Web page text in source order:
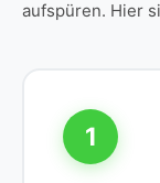
aufspüren. Hier
1